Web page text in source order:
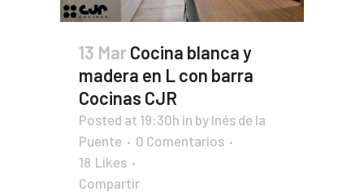
13 MarCocina blanca y
madera en L con barra
Cocinas CJR
Posted at 19:30h in by Inés de la
Puente
0 Comentarios
18 Likes
Compartir